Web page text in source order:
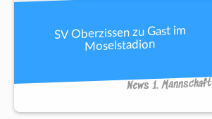
SV Oberzissen zu Gast im
Moselstadion
News 1. Mannschaft